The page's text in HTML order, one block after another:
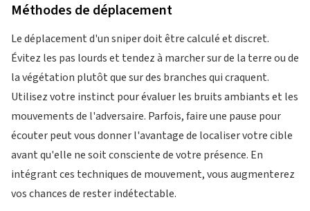
Méthodes de déplacement
Le déplacement d'un sniper doit être calculé et discret.
Évitez les pas lourds et tendez à marcher sur de la terre ou de
la végétation plutôt que sur des branches qui craquent.
Utilisez votre instinct pour évaluer les bruits ambiants et les
mouvements de l'adversaire. Parfois, faire une pause pour
écouter peut vous donner l'avantage de localiser votre cible
avant qu'elle ne soit consciente de votre présence. En
intégrant ces techniques de mouvement, vous augmenterez
vos chances de rester indétectable.